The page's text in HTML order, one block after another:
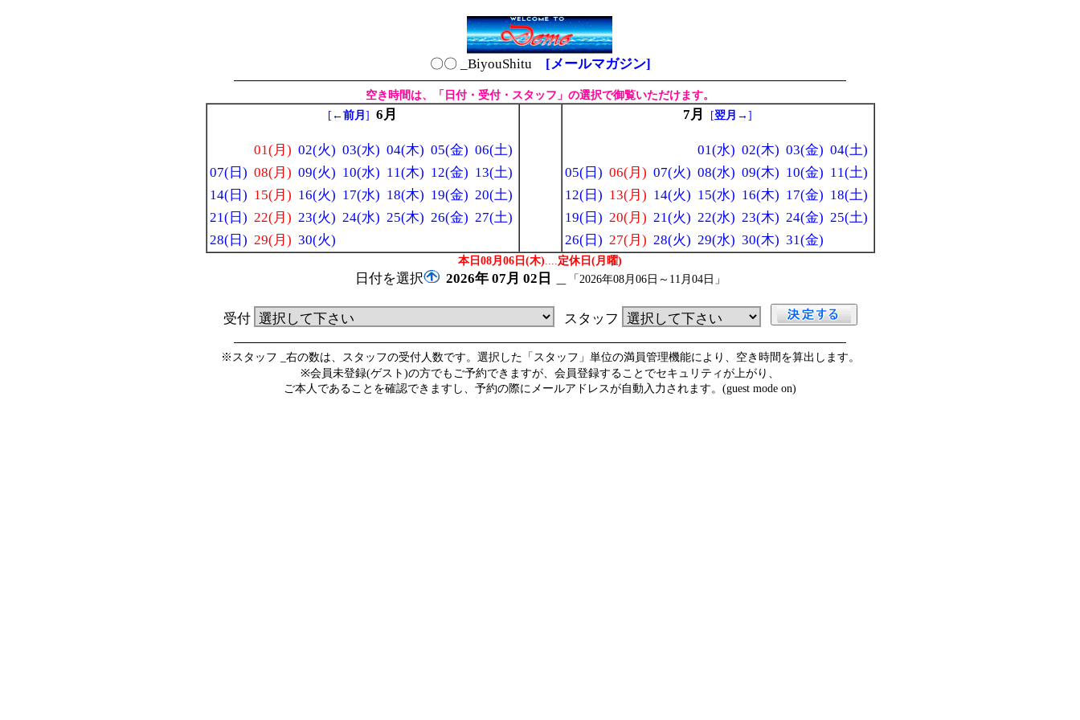
〇〇 _BiyouShitu [メールマガジン]
空き時間は、「日付・受付・スタッフ」の選択で御覧いただけます。
[ ←前月 ] 6月
01(月) 02(火) 03(水) 04(木) 05(金) 06(土)
07(日) 08(月) 09(火) 10(水) 11(木) 12(金) 13(土)
14(日) 15(月) 16(火) 17(水) 18(木) 19(金) 20(土)
21(日) 22(月) 23(火) 24(水) 25(木) 26(金) 27(土)
28(日) 29(月) 30(火)
7月 [翌月→]
01(水) 02(木) 03(金) 04(土)
05(日) 06(月) 07(火) 08(水) 09(木) 10(金) 11(土)
12(日) 13(月) 14(火) 15(水) 16(木) 17(金) 18(土)
19(日) 20(月) 21(火) 22(水) 23(木) 24(金) 25(土)
26(日) 27(月) 28(火) 29(水) 30(木) 31(金)
本日08月06日(木)....定休日(月曜)
日付を選択 2026年 07月 02日 「2026年08月06日～11月04日」
受付 スタッフ
※スタッフ _右の数は、スタッフの受付人数です。選択した「スタッフ」単位の満員管理機能により、空き時間を算出します。
※会員未登録(ゲスト)の方でもご予約できますが、会員登録することでセキュリティが上がり、
ご本人であることを確認できますし、予約の際にメールアドレスが自動入力されます。(guest mode on)